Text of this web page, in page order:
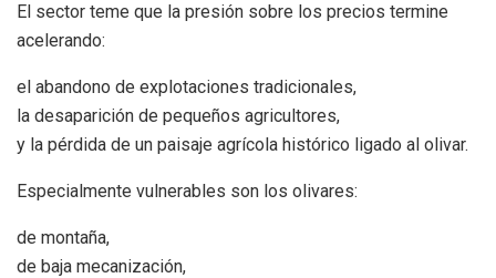
El sector teme que la presión sobre los precios termine
acelerando:
el abandono de explotaciones tradicionales,
la desaparición de pequeños agricultores,
y la pérdida de un paisaje agrícola histórico ligado al olivar.
Especialmente vulnerables son los olivares:
de montaña,
de baja mecanización,